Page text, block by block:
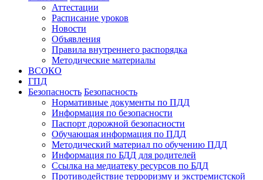
Аттестации
Расписание уроков
Новости
Объявления
Правила внутреннего распорядка
Методические материалы
ВСОКО
ГПД
Безопасность Безопасность
Нормативные документы по ПДД
Информация по безопасности
Паспорт дорожной безопасности
Обучающая информация по ПДД
Методический материал по обучению ПДД
Информация по БДД для родителей
Ссылка на медиатеку ресурсов по БДД
Противодействие терроризму и экстремистской